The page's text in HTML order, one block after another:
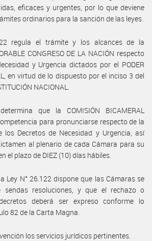
eficaces y urgentes, por lo que deviene
ordinarios para la sanción de las leyes.
regula el trámite y los alcances de la
CONGRESO DE LA NACIÓN respecto
y Urgencia dictados por el PODER
en virtud de lo dispuesto por el inciso 3 del
NACIONAL.
que la COMISIÓN BICAMERAL
para pronunciarse respecto de la
los Decretos de Necesidad y Urgencia, así
al plenario de cada Cámara para su
el plazo de DIEZ (10) días hábiles.
Ley N° 26.122 dispone que las Cámaras se
sendas resoluciones, y que el rechazo o
deberá ser expreso conforme lo
82 de la Carta Magna.
los servicios jurídicos pertinentes.